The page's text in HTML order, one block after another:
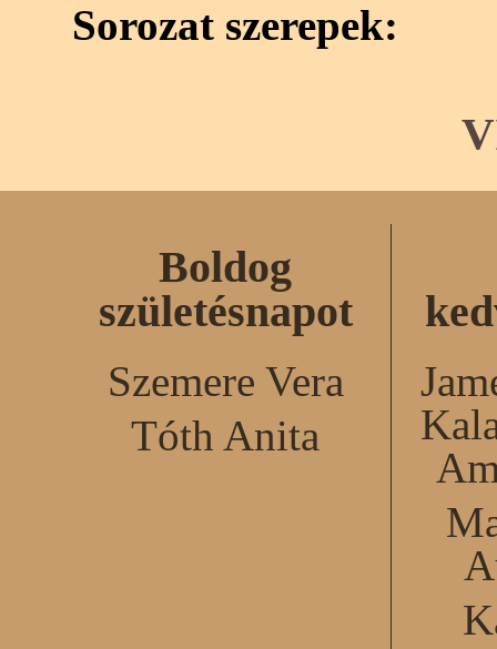
Sorozat szerepek:
Boldog
születésnapot
Szemere Vera
Tóth Anita